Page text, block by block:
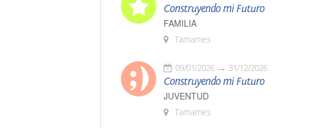
Construyendo mi Futuro
FAMILIA
Tamames
09/01/2026 31/12/2026
Construyendo mi Futuro
JUVENTUD
Tamames